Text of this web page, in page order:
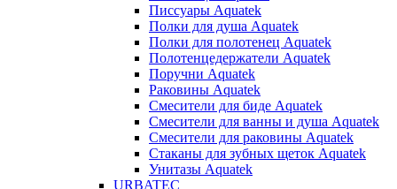
Писсуары Aquatek
Полки для душа Aquatek
Полки для полотенец Aquatek
Полотенцедержатели Aquatek
Поручни Aquatek
Раковины Aquatek
Смесители для биде Aquatek
Смесители для ванны и душа Aquatek
Смесители для раковины Aquatek
Стаканы для зубных щеток Aquatek
Унитазы Aquatek
URBATEC